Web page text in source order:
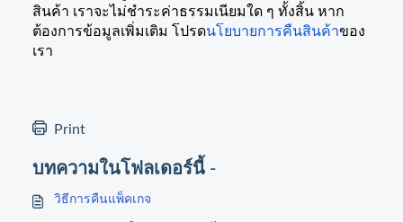
สินค้า เราจะไม่ชำระค่าธรรมเนียมใด ๆ ทั้งสิ้น หาก
ต้องการข้อมูลเพิ่มเติม โปรดนโยบายการคืนสินค้าของ
เรา
Print
บทความในโฟลเดอร์นี้ -
วิธีการคืนแพ็คเกจ